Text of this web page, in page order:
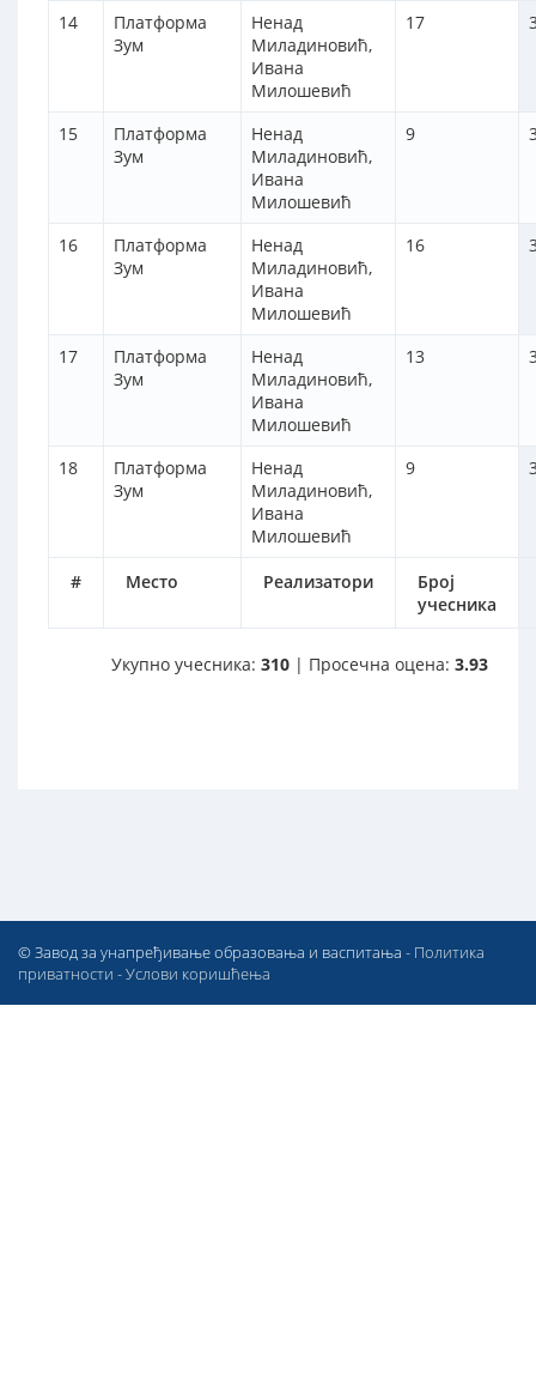
# Место Реализатори
Број
учесника
14
Платформа
Зум
Ненад
Миладиновић,
Ивана
Милошевић
17
15
Платформа
Зум
Ненад
Миладиновић,
Ивана
Милошевић
9
16
Платформа
Зум
Ненад
Миладиновић,
Ивана
Милошевић
16
17
Платформа
Зум
Ненад
Миладиновић,
Ивана
Милошевић
13
18
Платформа
Зум
Ненад
Миладиновић,
Ивана
Милошевић
9
Укупно учесника: 310 | Просечна оцена: 3.93
© Завод за унапређивање образовања и васпитања - Политика
приватности -Услови коришћења